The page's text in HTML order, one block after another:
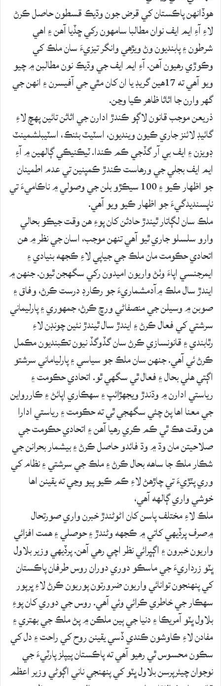
هوڏانهن پاڪستان کي قرض جون وڌيڪ قسطون حاصل ڪرڻ
لاءِ آءِ ايم ايف نوان مطالبا سامهون رکي ڇڏيا آهن ۽ اهي
شرطون ۽ پابنديون وڻ ويڙهي وانگر تيزيءَ سان ملڪ کي
وڪوڙي رهيون آهن. آءِ ايم ايف جي وڌيڪ نون مطالبن ۾ چيو
ويو آهي ته 17هين گريڊ يا ان کان مٿي جي آفيسرن ۽ انهن جي
گهر وارن جا اثاثا ظاهر ڪيا وڃن.
ذريعن موجب قانون لاڳو ڪندڙ ادارن جي اثاثن تائين پهچ لاءِ
گائيڊ لائنز جاري ڪيون وينديون، اسٽيٽ بئنڪ، اسٽيبلشمينٽ
ڊويزن ۽ ايف بي آر گڏجي ڪم ڪندا. ٽيڪنيڪي ڳالهين ۾ آءِ
ايم ايف بجلي جي ورهاست ڪندڙ ڪمپنين تي عدم اطمينان
جو اظهار ڪيو ۽ 100 سيڪڙو بلن جي وصولي ۾ ناڪاميءَ تي
ناپسنديدگيءَ جو اظهار ڪيو ويو آهي.
ملڪ سان لڳاتار ٿيندڙ حادثن کان پوءِ هن وقت جيڪو بحالي
وارو سلسلو جاري ٿيو آهي تنهن موجب، اسان جي نظر ۾ هن
اتحادي حڪومت مان ملڪ جي جياپي لاءِ ڪجهه بنيادي ۽
ايمرجنسي اپاءَ وٺڻ واريون اميدون رکي سگهجن ٿيون. جنهن ۾
ايندڙ سال ملڪ ۾آدمشماريءَ جو رڪارڊ درست ڪرڻ، وفاق ۽
صوبن ۾ وسيلن جي منصفاڻي ورڇ ڪرڻ، جمهوري ۽ پارليماني
سرشتي کي فعال ڪرڻ ۽ ايندڙ سال ٿيندڙ نئين چونڊن لاءِ
رٿابندي ۽ قانونسازي ڪرڻ سان گڏوگڏ نيون تڪبنديون مڪمل
ڪرڻ ئي آهي. جنهن سان ملڪ جو سياسي ۽ پارلياماني سرشتو
اڳتي هلي بحال ۽ فعال ٿي سگهي ٿو. اتحادي حڪومت ۽
رياستي ادارن ۾ وڌندڙ ويجهڙائپ ۽ سهڪاري اپائڻ ۽ ڪاررواين
جي معنا اها پڻ چئي سگهجي ٿي ته حڪومت ۽ رياستي ادارا
هن وقت هڪ ٿي ڪم ڪري رهيا آهن ۽ اتحادي حڪومت جي
صلاحيتن مان وڌ ۾ وڌ فائدو حاصل ڪرڻ ۽ بيشمار بحرانن جي
شڪار ملڪ جا ساهه بحال ڪرڻ ۽ ملڪ جي سرشتي ۽ نظام کي
وري پٽڙيءَ تي چاڙهڻ لاءِ ڪم ڪيو پيو وڃي ته يقينن اها
خوشي واري ڳالهه آهي،
ملڪ لاءِ مختلف پاسن کان اڻوڻندڙ خبرن واري صورتحال
۾صرف پرڏيهي کاتي ۾ ڪجهه وڻندڙ ۽ حوصلي ۽ همت افزائي
واريون خبرون ۽ اڳڀرائي نظر اچي رهي آهن. پرڏيهي وزير بلاول
ڀٽو زرداريءَ جي ماسڪو دوري دوران روس طرفان پاڪستان
کي پنهنجون توانائي واريون ضرورتون پوريون ڪرڻ لاءِ ڀرپور
سهڪار جي خاطري ڪرائي وئي آهي. روس جي دوري کان پوءِ
بلاول ڀٽو آمريڪا ۽ دنيا جي ٻين ملڪن ۾ پڻ ملڪ جي بهتري ۽
مفادن لاءِ ڪاوشون ڪندي ڏسي يقينن روح کي راحت ۽ دل کي
سڪون محسوس ٿي رهيو آهي ته پاڪستان پيپلز پارٽيءَ جي
نوجوان چيئرپرسن بلاول ڀٽو کي پنهنجي ناني اڳوڻي وزير اعظم